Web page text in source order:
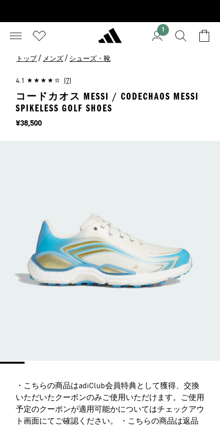
1
トップ / メンズ / シューズ・靴
4.1 (7)
コードカオス MESSI / CODECHAOS MESSI
SPIKELESS GOLF SHOES
価格
¥38,500
・こちらの商品はadiClub会員特典として獲得、交換
いただいたクーポンのみご使用いただけます。ご使用
予定のクーポンが適用可能かについてはチェックアウ
ト画面にてご確認ください。 ・こちらの商品は返品